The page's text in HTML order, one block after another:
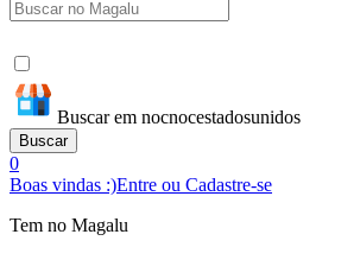
Buscar em nocnocestadosunidos
Buscar
0
Boas vindas :)Entre ou Cadastre-se
Tem no Magalu